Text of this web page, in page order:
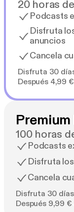
20 horas
Podcasts
Disfruta
anuncios
Cancela
Disfruta 30
Después 4,99
Premium
100 horas
Podcasts
Disfruta
Cancela
Disfruta 30
Después 9,99